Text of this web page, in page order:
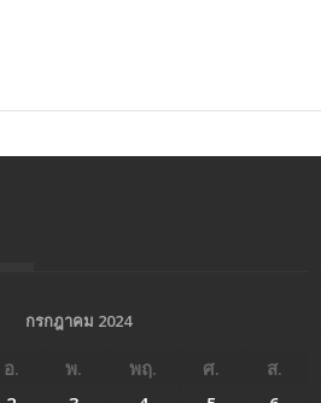
กรกฎาคม 2024
อ. พ. พฤ. ศ.
ส.